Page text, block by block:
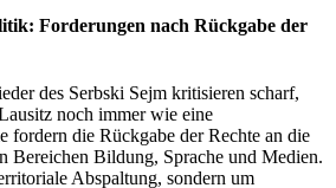
Forderungen nach Rückgabe der
des Serbski Sejm kritisieren scharf,
noch immer wie eine
fordern die Rückgabe der Rechte an die
Bereichen Bildung, Sprache und Medien.
Abspaltung, sondern um